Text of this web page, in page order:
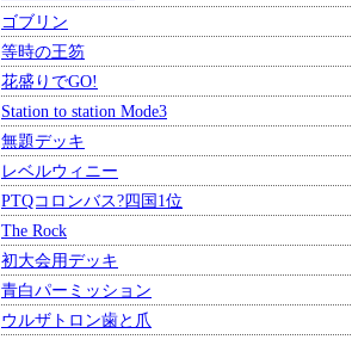
ゴブリン
等時の王笏
花盛りでGO!
Station to station Mode3
無題デッキ
レベルウィニー
PTQコロンバス?四国1位
The Rock
初大会用デッキ
青白パーミッション
ウルザトロン歯と爪